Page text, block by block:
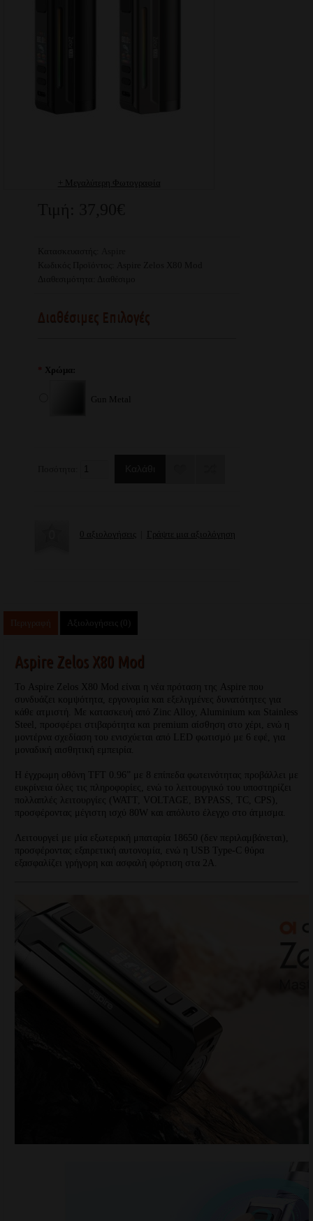
+ Μεγαλύτερη Φωτογραφία
Διαθέσιμες Επιλογές
* Χρώμα:
Gun Metal
0 αξιολογήσεις Γράψτε μια αξιολόγηση
Αξιολογήσεις (0)
Aspire Zelos X80 Mod
Το Aspire Zelos X80 Mod είναι η νέα πρόταση της Aspire που
συνδυάζει κομψότητα, εργονομία και εξελιγμένες δυνατότητες για
κάθε ατμιστή. Με κατασκευή από Zinc Alloy, Aluminium και Stainless
Steel, προσφέρει στιβαρότητα και premium αίσθηση στο χέρι, ενώ η
μοντέρνα σχεδίαση του ενισχύεται από LED φωτισμό με 6 εφέ, για
μοναδική αισθητική εμπειρία.
Η έγχρωμη οθόνη TFT 0.96” με 8 επίπεδα φωτεινότητας προβάλλει με
ευκρίνεια όλες τις πληροφορίες, ενώ το λειτουργικό του υποστηρίζει
πολλαπλές λειτουργίες (WATT, VOLTAGE, BYPASS, TC, CPS),
προσφέροντας μέγιστη ισχύ 80W και απόλυτο έλεγχο στο άτμισμα.
Λειτουργεί με μία εξωτερική μπαταρία 18650 (δεν περιλαμβάνεται),
προσφέροντας εξαιρετική αυτονομία, ενώ η USB Type-C θύρα
εξασφαλίζει γρήγορη και ασφαλή φόρτιση στα 2A.